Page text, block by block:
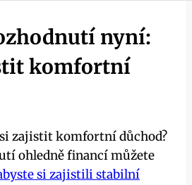
nyní:
komfortní
zajistit komfortní důchod?
ohledně financí můžete
si zajistili stabilní